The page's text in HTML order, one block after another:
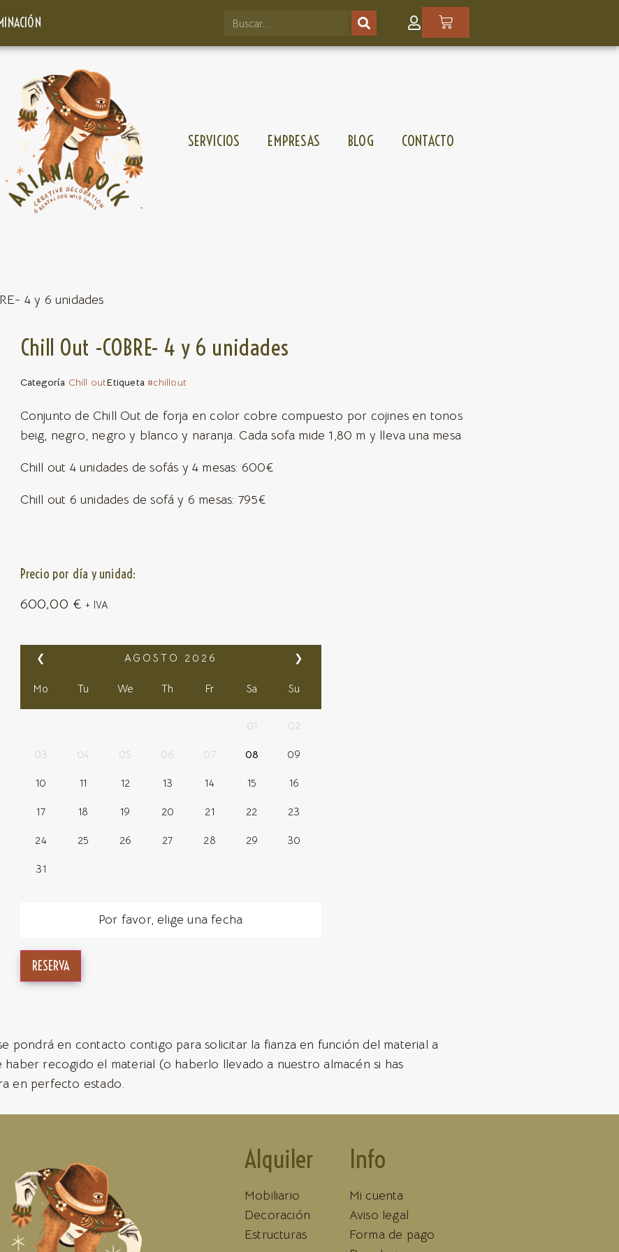
SERVICIOS EMPRESAS BLOG CONTACTO
4 y 6 unidades
Chill Out -COBRE- 4 y 6 unidades
Categoría Chill outEtiqueta #chillout
Conjunto de Chill Out de forja en color cobre compuesto por cojines en tonos
beig, negro, negro y blanco y naranja. Cada sofa mide 1,80 m y lleva una mesa
Chill out 4 unidades de sofás y 4 mesas: 600€
Chill out 6 unidades de sofá y 6 mesas: 795€
Precio por día y unidad:
600,00 € + IVA
❮ ❯
AGOSTO 2026
Mo Tu We Th Fr Sa Su
01 02
03 04 05 06 07 08 09
10 11 12 13 14 15 16
17 18 19 20 21 22 23
24 25 26 27 28 29 30
31
Por favor, elige una fecha
RESERVA
pondrá en contacto contigo para solicitar la fianza en función del material a
recogido el material (o haberlo llevado a nuestro almacén si has
en perfecto estado.
Alquiler
Mobiliario
Decoración
Estructuras
Info
Mi cuenta
Aviso legal
Forma de pago